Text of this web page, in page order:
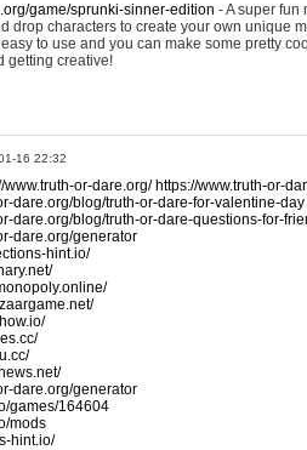
game/sprunki-sinner-edition - A super fun
drop characters to create your own unique
to use and you can make some pretty
getting creative!
16 22:32
www.truth-or-dare.org/ https://www.truth-or-
dare.org/blog/truth-or-dare-for-valentine-day
dare.org/blog/truth-or-dare-questions-for-
dare.org/generator
hint.io/
dare.org/generator
games/164604
mods
hint.io/